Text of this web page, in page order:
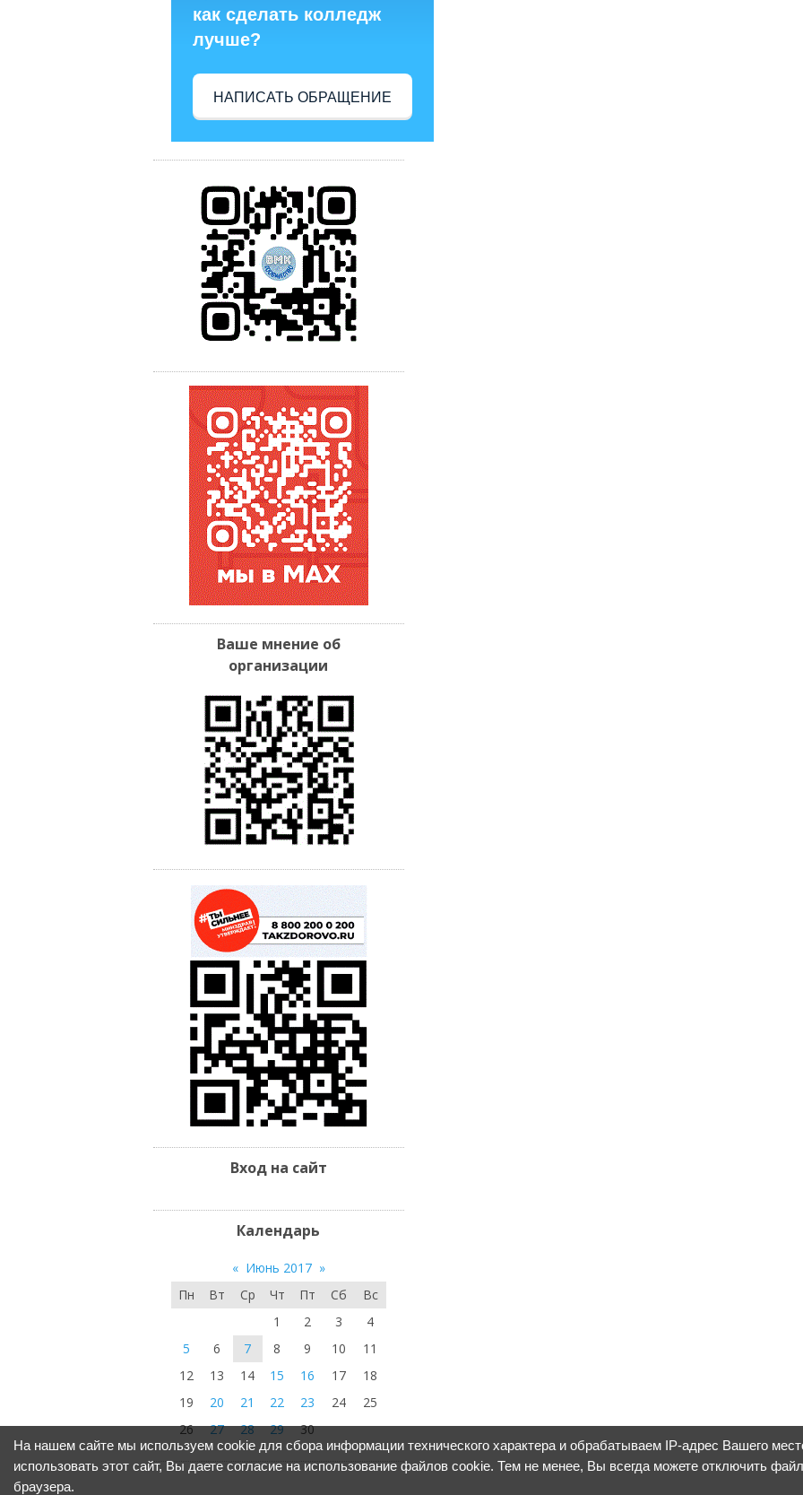
как сделать колледж
лучше?
НАПИСАТЬ ОБРАЩЕНИЕ
Ваше мнение об
организации
Вход на сайт
Календарь
« Июнь 2017 »
Пн
Вт Ср Чт Пт Сб
Вс
1
2 3
4
5
6 7 8 9 10
11
12
13 14 15 16 17
18
19
20 21 22 23 24
25
26
27 28 29 30
На нашем сайте мы используем cookie для сбора информации технического характера и обрабатываем IP-адрес Вашего
использовать этот сайт, Вы даете согласие на использование файлов cookie. Тем не менее, Вы всегда можете отключить
браузера.